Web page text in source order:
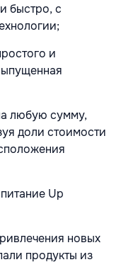
быстро, с
и
любую сумму,
доли стоимости
Up
новых
продукты из